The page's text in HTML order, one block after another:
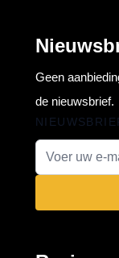
Geen
de nieuwsbrief.
E-mail adres